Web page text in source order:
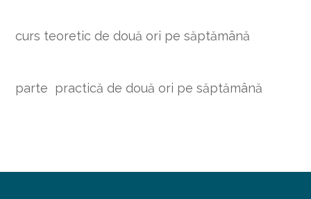
curs teoretic de două ori pe săptămână
parte practică de două ori pe săptămână